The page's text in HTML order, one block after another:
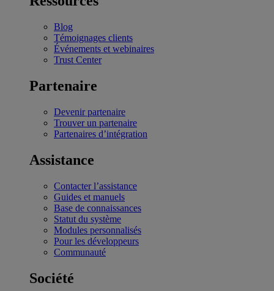
Blog
Témoignages clients
Événements et webinaires
Trust Center
Partenaire
Devenir partenaire
Trouver un partenaire
Partenaires d’intégration
Assistance
Contacter l’assistance
Guides et manuels
Base de connaissances
Statut du système
Modules personnalisés
Pour les développeurs
Communauté
Société